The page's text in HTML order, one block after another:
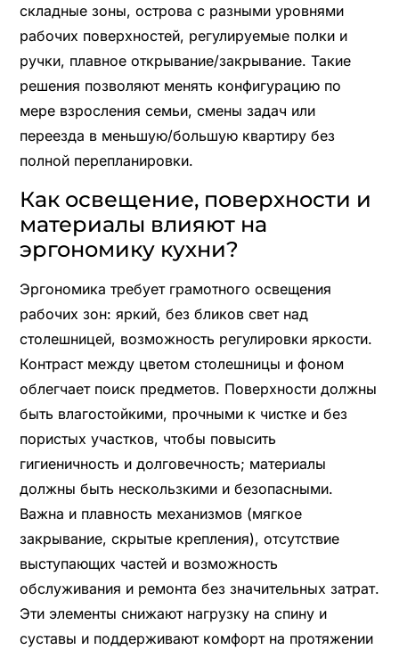
складные зоны, острова с разными уровнями
рабочих поверхностей, регулируемые полки и
ручки, плавное открывание/закрывание. Такие
решения позволяют менять конфигурацию по
мере взросления семьи, смены задач или
переезда в меньшую/большую квартиру без
полной перепланировки.
Как освещение, поверхности и
материалы влияют на
эргономику кухни?
Эргономика требует грамотного освещения
рабочих зон: яркий, без бликов свет над
столешницей, возможность регулировки яркости.
Контраст между цветом столешницы и фоном
облегчает поиск предметов. Поверхности должны
быть влагостойкими, прочными к чистке и без
пористых участков, чтобы повысить
гигиеничность и долговечность; материалы
должны быть нескользкими и безопасными.
Важна и плавность механизмов (мягкое
закрывание, скрытые крепления), отсутствие
выступающих частей и возможность
обслуживания и ремонта без значительных затрат.
Эти элементы снижают нагрузку на спину и
суставы и поддерживают комфорт на протяжении